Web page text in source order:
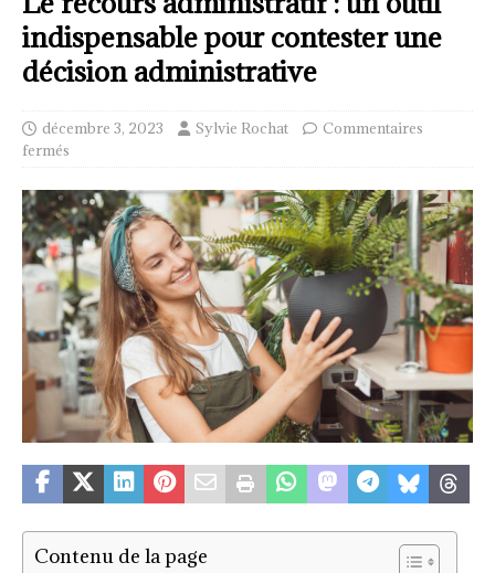
indispensable pour contester une
décision administrative
décembre 3, 2023 Sylvie Rochat
Commentaires
fermés
Contenu de la page